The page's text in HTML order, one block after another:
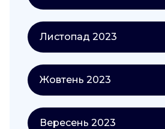
Листопад 2023
Жовтень 2023
Вересень 2023